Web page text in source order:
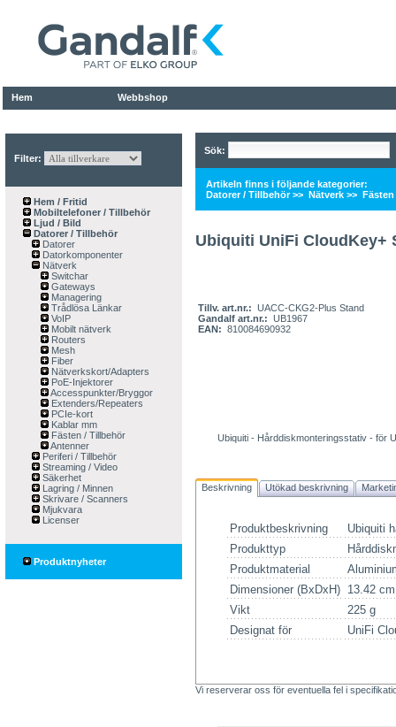
Hem Webbshop
Filter:
Hem / Fritid
Mobiltelefoner / Tillbehör
Ljud / Bild
Datorer / Tillbehör
Datorer
Datorkomponenter
Nätverk
Switchar
Gateways
Managering
Trådlösa Länkar
VoIP
Mobilt nätverk
Routers
Mesh
Fiber
Nätverkskort/Adapters
PoE-Injektorer
Accesspunkter/Bryggor
Extenders/Repeaters
PCIe-kort
Kablar mm
Fästen / Tillbehör
Antenner
Periferi / Tillbehör
Streaming / Video
Säkerhet
Lagring / Minnen
Skrivare / Scanners
Mjukvara
Licenser
Produktnyheter
Sök:
Artikeln finns i följande kategorier:
Datorer / Tillbehör>> Nätverk >>
Ubiquiti UniFi CloudKey+
Tillv. art.nr.: UACC-CKG2-Plus Stand
Gandalf art.nr.: UB1967
EAN: 810084690932
Ubiquiti - Hårddiskmonteringsstativ - för
Beskrivning Utökad beskrivning
Produktbeskrivning
Ubiquiti
Produkttyp
Produktmaterial
Dimensioner (BxDxH) 13.42
Vikt
225 g
Designat för
UniFi
Vi reserverar oss för eventuella fel i